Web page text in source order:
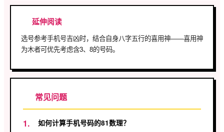
延伸阅读
选号参考手机号吉凶时，结合自身八字五行的喜用神——喜用神
为木者可优先考虑含3、8的号码。
常见问题
如何计算手机号码的81数理？